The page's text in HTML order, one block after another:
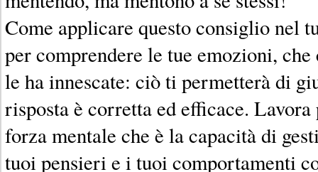
Come applicare questo consiglio nel
per comprendere le tue emozioni, che
le ha innescate: ciò ti permetterà di
risposta è corretta ed efficace.
forza mentale che è la capacità di
tuoi pensieri e i tuoi comportamenti